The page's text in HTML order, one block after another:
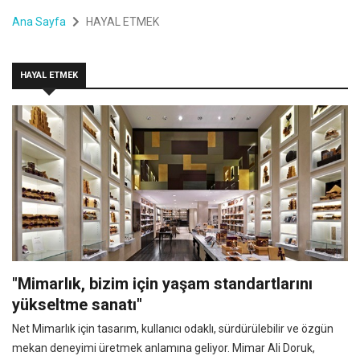
Ana Sayfa HAYAL ETMEK
HAYAL ETMEK
"Mimarlık, bizim için yaşam standartlarını
yükseltme sanatı"
Net Mimarlık için tasarım, kullanıcı odaklı, sürdürülebilir ve özgün
mekan deneyimi üretmek anlamına geliyor. Mimar Ali Doruk,